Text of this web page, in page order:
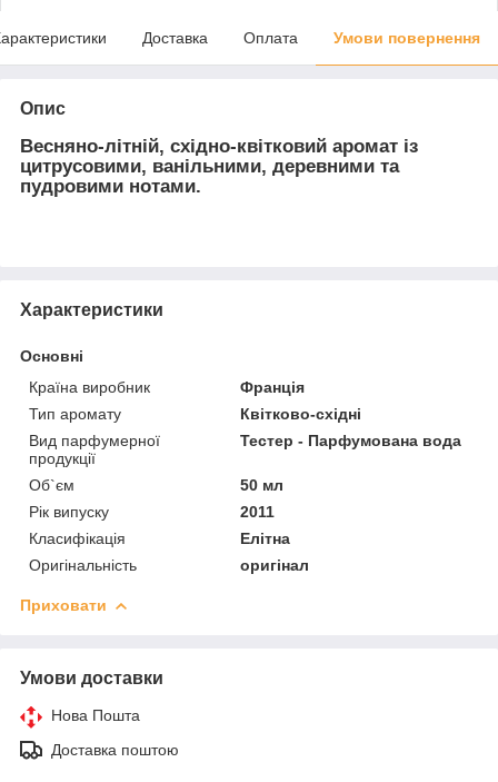
Доставка Оплата Умови повернення
Опис
Весняно-літній, східно-квітковий аромат із
цитрусовими, ванільними, деревними та
пудровими нотами.
Характеристики
Основні
Країна виробник
Франція
Тип аромату
Квітково-східні
Вид парфумерної
продукції
Тестер - Парфумована вода
Об`єм
50 мл
Рік випуску
2011
Класифікація
Елітна
Оригінальність
оригінал
Приховати
Умови доставки
Нова Пошта
Доставка поштою